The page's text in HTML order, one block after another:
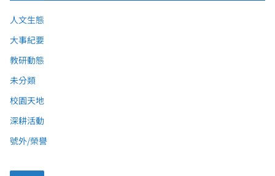
人文生態
大事紀要
教研動態
未分類
校園天地
深耕活動
號外/榮譽